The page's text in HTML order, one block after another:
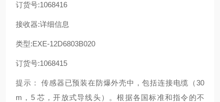
订货号:1068416
接收器:详细信息
类型:EXE-12D6803B020
订货号:1068415
提示： 传感器已预装在防爆外壳中，包括连接电缆（30
m，5 芯，开放式导线头）。根据各国标准和指令的不